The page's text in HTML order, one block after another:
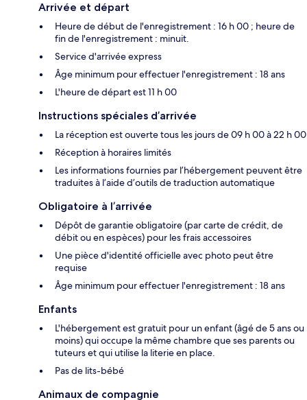
Arrivée et départ
Heure de début de l'enregistrement : 16 h 00 ; heure de
fin de l'enregistrement : minuit.
Service d'arrivée express
Âge minimum pour effectuer l'enregistrement : 18 ans
L'heure de départ est 11 h 00
Instructions spéciales d’arrivée
La réception est ouverte tous les jours de 09 h 00 à 22 h 00
Réception à horaires limités
Les informations fournies par l’hébergement peuvent être
traduites à l’aide d’outils de traduction automatique
Obligatoire à l’arrivée
Dépôt de garantie obligatoire (par carte de crédit, de
débit ou en espèces) pour les frais accessoires
Une pièce d'identité officielle avec photo peut être
requise
Âge minimum pour effectuer l'enregistrement : 18 ans
Enfants
L'hébergement est gratuit pour un enfant (âgé de 5 ans ou
moins) qui occupe la même chambre que ses parents ou
tuteurs et qui utilise la literie en place.
Pas de lits-bébé
Animaux de compagnie